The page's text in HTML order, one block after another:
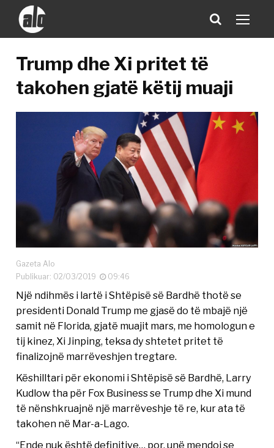
Trump dhe Xi pritet të
takohen gjatë këtij muaji
Gazeta Alo
Publikuar: 02/03/2019
09:46
Një ndihmës i lartë i Shtëpisë së Bardhë thotë se
presidenti Donald Trump me gjasë do të mbajë një
samit në Florida, gjatë muajit mars, me homologun e
tij kinez, Xi Jinping, teksa dy shtetet pritet të
finalizojnë marrëveshjen tregtare.
Këshilltari për ekonomi i Shtëpisë së Bardhë, Larry
Kudlow tha për Fox Business se Trump dhe Xi mund
të nënshkruajnë një marrëveshje të re, kur ata të
takohen në Mar-a-Lago.
“Ende nuk është definitive… por, unë mendoj se